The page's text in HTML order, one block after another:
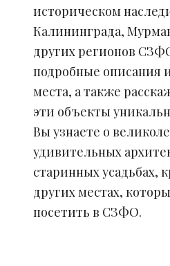
историческом
Калининграда,
других регионов
подробные описания
места, а также
эти объекты
Вы узнаете о
удивительных
старинных усадьбах,
других местах,
посетить в СЗФО.